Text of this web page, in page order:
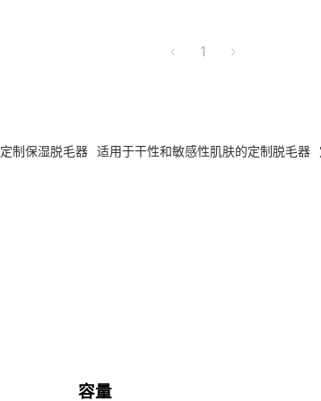
1
定制保湿脱毛器 适用于干性和敏感性肌肤的定制脱毛器
容量